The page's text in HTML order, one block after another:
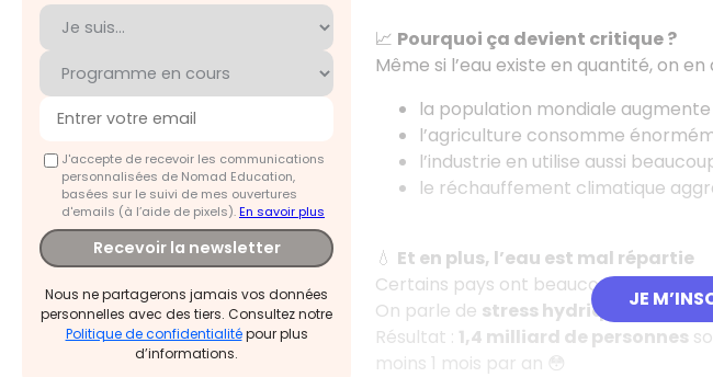
J'accepte de recevoir les communications
personnalisées de Nomad Education,
basées sur le suivi de mes ouvertures
d'emails (à l’aide de pixels).En savoir plus
Recevoir la newsletter
Nous ne partagerons jamais vos données
personnelles avec des tiers. Consultez notre
Politique de confidentialitépour plus
d’informations.
JE
📈 Pourquoi ça devient critique ?
Même si l’eau existe en quantité, on
la population mondiale augmente
l’agriculture consomme
l’industrie en utilise aussi
le réchauffement climatique
💧 Et en plus, l’eau est mal répartie
Certains pays ont beaucoup de
On parle de stress hydrique quand
Résultat : 1,4 milliard de personnes
moins 1 mois par an 😳